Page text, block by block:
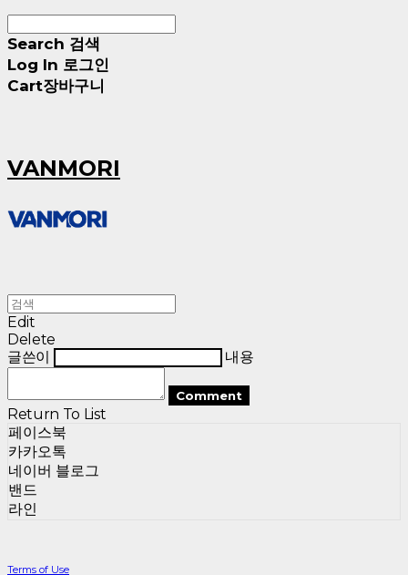
Search 검색
Log In 로그인
Cart장바구니
VANMORI
Edit
Delete
글쓴이
내용
Comment
Return To List
페이스북
카카오톡
네이버 블로그
밴드
라인
Terms of Use